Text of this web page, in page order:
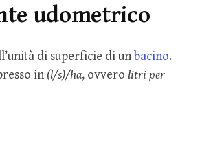
udometrico
di superficie di un bacino.
in (l/s)/ha, ovvero litri per